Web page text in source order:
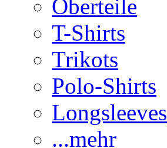
Oberteile
T-Shirts
Trikots
Polo-Shirts
Longsleeves
...mehr